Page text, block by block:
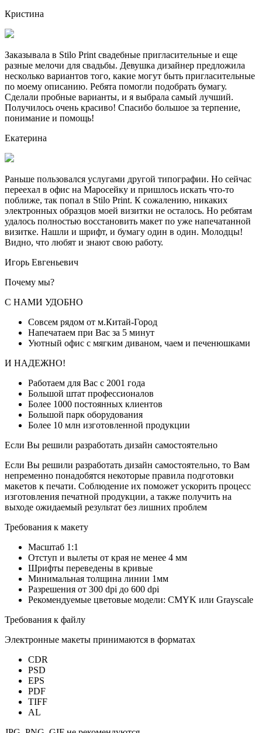
Кристина
Заказывала в Stilo Print свадебные пригласительные и еще
разные мелочи для свадьбы. Девушка дизайнер предложила
несколько вариантов того, какие могут быть пригласительные
по моему описанию. Ребята помогли подобрать бумагу.
Сделали пробные варианты, и я выбрала самый лучший.
Получилось очень красиво! Спасибо большое за терпение,
понимание и помощь!
Екатерина
Раньше пользовался услугами другой типографии. Но сейчас
переехал в офис на Маросейку и пришлось искать что-то
поближе, так попал в Stilo Print. К сожалению, никаких
электронных образцов моей визитки не осталось. Но ребятам
удалось полностью восстановить макет по уже напечатанной
визитке. Нашли и шрифт, и бумагу один в один. Молодцы!
Видно, что любят и знают свою работу.
Игорь Евгеньевич
Почему мы?
С НАМИ УДОБНО
Совсем рядом от м.Китай-Город
Напечатаем при Вас за 5 минут
Уютный офис с мягким диваном, чаем и печенюшками
И НАДЕЖНО!
Работаем для Вас с 2001 года
Большой штат профессионалов
Более 1000 постоянных клиентов
Большой парк оборудования
Более 10 млн изготовленной продукции
Если Вы решили разработать дизайн самостоятельно
Если Вы решили разработать дизайн самостоятельно, то Вам
непременно понадобятся некоторые правила подготовки
макетов к печати. Соблюдение их поможет ускорить процесс
изготовления печатной продукции, а также получить на
выходе ожидаемый результат без лишних проблем
Требования к макету
Масштаб 1:1
Отступ и вылеты от края не менее 4 мм
Шрифты переведены в кривые
Минимальная толщина линии 1мм
Разрешения от 300 dpi до 600 dpi
Рекомендуемые цветовые модели: CMYK или Grayscale
Требования к файлу
Электронные макеты принимаются в форматах
CDR
PSD
EPS
PDF
TIFF
AL